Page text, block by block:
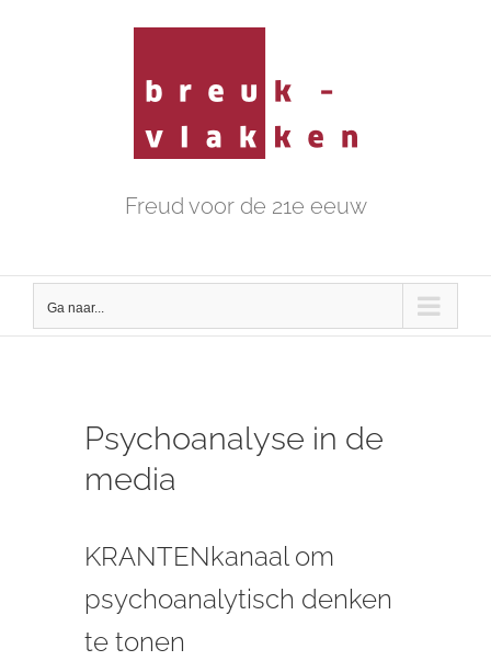
Freud voor de 21e eeuw
Ga naar...
Psychoanalyse in de
media
KRANTENkanaal om
psychoanalytisch denken
te tonen